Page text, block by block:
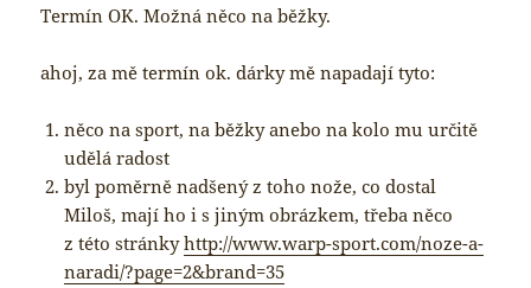
Termín OK. Možná něco na běžky.
ahoj, za mě termín ok. dárky mě napadají tyto:
něco na sport, na běžky anebo na kolo mu určitě
udělá radost
byl poměrně nadšený z toho nože, co dostal
Miloš, mají ho i s jiným obrázkem, třeba něco
z této stránkyhttp://www.warp-sport.com/noze-a-
naradi/?page=2&brand=35